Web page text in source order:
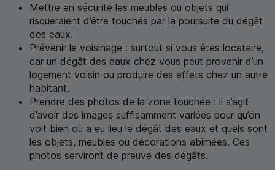
Mettre en sécurité les meubles ou objets qui
risqueraient d’être touchés par la poursuite du dégât
des eaux.
Prévenir le voisinage : surtout si vous êtes locataire,
car un dégât des eaux chez vous peut provenir d’un
logement voisin ou produire des effets chez un autre
habitant.
Prendre des photos de la zone touchée : il s’agit
d’avoir des images suffisamment variées pour qu’on
voit bien où a eu lieu le dégât des eaux et quels sont
les objets, meubles ou décorations abîmées. Ces
photos serviront de preuve des dégâts.